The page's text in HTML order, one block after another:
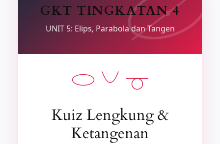
GKT TINGKATAN 4
UNIT 5: Elips, Parabola dan Tangen
Kuiz Lengkung &
Ketangenan